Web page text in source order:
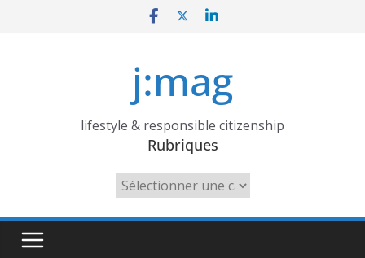
j:mag
lifestyle & responsible citizenship
Rubriques
Rubriques